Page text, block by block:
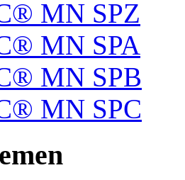
MN SPZ
MN SPA
MN SPB
MN SPC